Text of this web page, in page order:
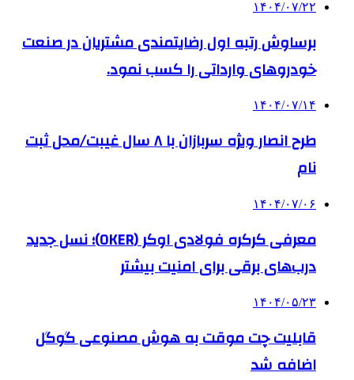
۱۴۰۴/۰۷/۲۲
برساوش رتبه اول رضایتمندی مشتریان در صنعت
خودروهای وارداتی را کسب نمود.
۱۴۰۴/۰۷/۱۴
طرح انصار ویژه سربازان با ۸ سال غیبت/محل ثبت
نام
۱۴۰۴/۰۷/۰۶
معرفی کرکره فولادی اوکر (OKER)؛ نسل جدید
درب‌های برقی برای امنیت بیشتر
۱۴۰۴/۰۵/۲۳
قابلیت چت موقت به هوش مصنوعی گوگل
اضافه شد